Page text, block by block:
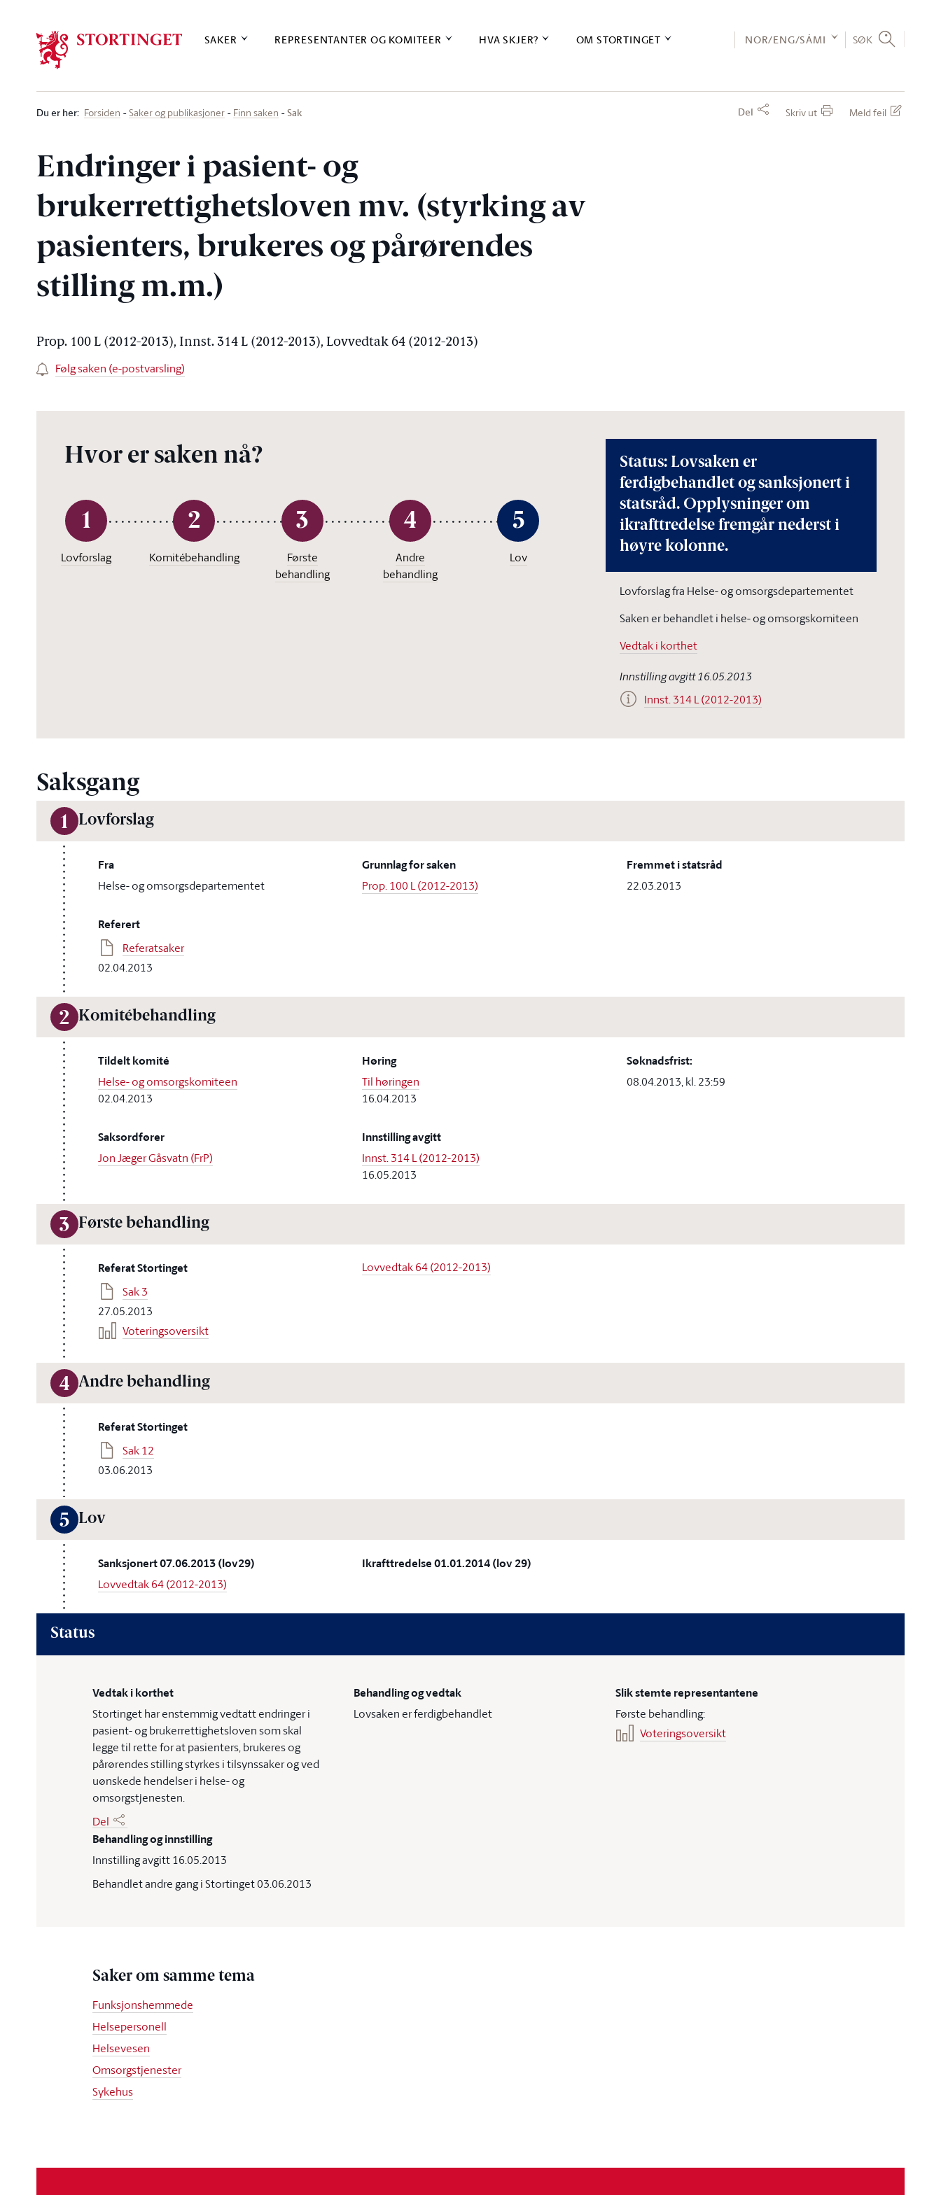
SAKER REPRESENTANTER OG KOMITEER HVA SKJER? OM STORTINGET NOR/ENG/SÁMI SØK
Du er her: Forsiden Saker og publikasjoner Finn saken Sak Del Skriv ut Meld feil
Endringer i pasient- og
brukerrettighetsloven mv. (styrking av
pasienters, brukeres og pårørendes
stilling m.m.)
Prop. 100 L (2012-2013), Innst. 314 L (2012-2013), Lovvedtak 64 (2012-2013)
Følg saken (e-postvarsling)
Hvor er saken nå?
1
Lovforslag
2
Komitébehandling
3
Første
behandling
4
Andre
behandling
5
Lov
Status: Lovsaken er
ferdigbehandlet og sanksjonert i
statsråd. Opplysninger om
ikrafttredelse fremgår nederst i
høyre kolonne.
Lovforslag fra Helse- og omsorgsdepartementet
Saken er behandlet i helse- og omsorgskomiteen
Vedtak i korthet
Innstilling avgitt 16.05.2013
Innst. 314 L (2012-2013)
Saksgang
1 Lovforslag
Fra
Helse- og omsorgsdepartementet
Grunnlag for saken
Prop. 100 L (2012-2013)
Fremmet i statsråd
22.03.2013
Referert
Referatsaker
02.04.2013
2 Komitébehandling
Tildelt komité
Helse- og omsorgskomiteen
02.04.2013
Høring
Til høringen
16.04.2013
Søknadsfrist:
08.04.2013, kl. 23:59
Saksordfører
Jon Jæger Gåsvatn (FrP)
Innstilling avgitt
Innst. 314 L (2012-2013)
16.05.2013
3 Første behandling
Referat Stortinget
Sak 3
27.05.2013
Voteringsoversikt
Lovvedtak 64 (2012-2013)
4 Andre behandling
Referat Stortinget
Sak 12
03.06.2013
5 Lov
Sanksjonert 07.06.2013 (lov29)
Lovvedtak 64 (2012-2013)
Ikrafttredelse 01.01.2014 (lov 29)
Status
Vedtak i korthet
Stortinget har enstemmig vedtatt endringer i
pasient- og brukerrettighetsloven som skal
legge til rette for at pasienters, brukeres og
pårørendes stilling styrkes i tilsynssaker og ved
uønskede hendelser i helse- og
omsorgstjenesten.
Del
Behandling og vedtak
Lovsaken er ferdigbehandlet
Slik stemte representantene
Første behandling:
Voteringsoversikt
Behandling og innstilling
Innstilling avgitt 16.05.2013
Behandlet andre gang i Stortinget 03.06.2013
Saker om samme tema
Funksjonshemmede
Helsepersonell
Helsevesen
Omsorgstjenester
Sykehus